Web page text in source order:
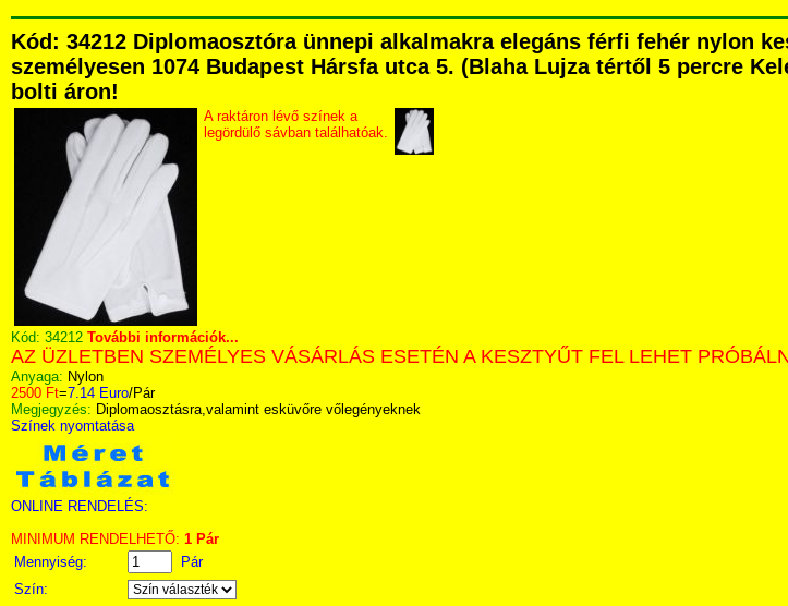
Kód: 34212 Diplomaosztóra ünnepi alkalmakra elegáns férfi fehér nylon
személyesen 1074 Budapest Hársfa utca 5. (Blaha Lujza tértől 5 percre
bolti áron!
A raktáron lévő színek a
legördülő sávban találhatóak.
Kód: 34212 További információk...
AZ ÜZLETBEN SZEMÉLYES VÁSÁRLÁS ESETÉN A KESZTYŰT FEL LEHET
Anyaga: Nylon
2500 Ft=7.14 Euro/Pár
Megjegyzés: Diplomaosztásra,valamint esküvőre vőlegényeknek
Színek nyomtatása
ONLINE RENDELÉS:
MINIMUM RENDELHETŐ: 1 Pár
Mennyiség:
Pár
Szín: